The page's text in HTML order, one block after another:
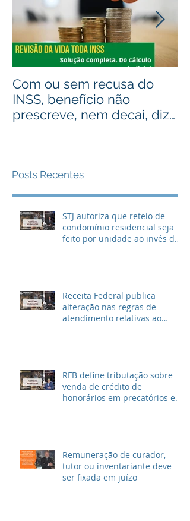
Com ou sem recusa do
INSS, benefício não
prescreve, nem decai, diz
Posts Recentes
STJ autoriza que reteio de
condomínio residencial seja
feito por unidade ao invés de
Receita Federal publica
alteração nas regras de
atendimento relativas ao
RFB define tributação sobre
venda de crédito de
honorários em precatórios e
Remuneração de curador,
tutor ou inventariante deve
ser fixada em juízo